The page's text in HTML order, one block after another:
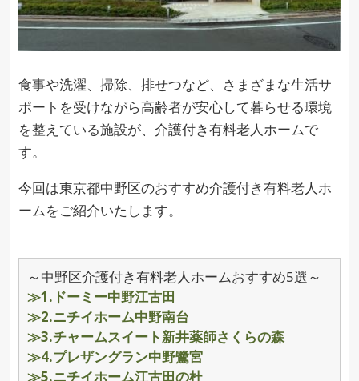
食事や洗濯、掃除、排せつなど、さまざまな生活サ
ポートを受けながら高齢者が安心して暮らせる環境
を整えている施設が、介護付き有料老人ホームで
す。
今回は東京都中野区のおすすめ介護付き有料老人ホ
ームをご紹介いたします。
～中野区介護付き有料老人ホームおすすめ5選～
≫1.ドーミー中野江古田
≫2.ニチイホーム中野南台
≫3.チャームスイート新井薬師さくらの森
≫4.プレザングラン中野鷺宮
≫5.ニチイホーム江古田の杜